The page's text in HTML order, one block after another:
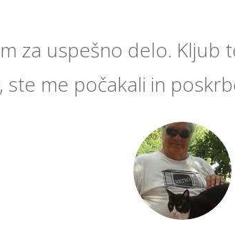
za uspešno delo. Kljub
ste me počakali in